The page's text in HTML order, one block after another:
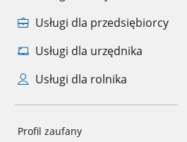
Usługi dla przedsiębiorcy
Usługi dla urzędnika
Usługi dla rolnika
Profil zaufany